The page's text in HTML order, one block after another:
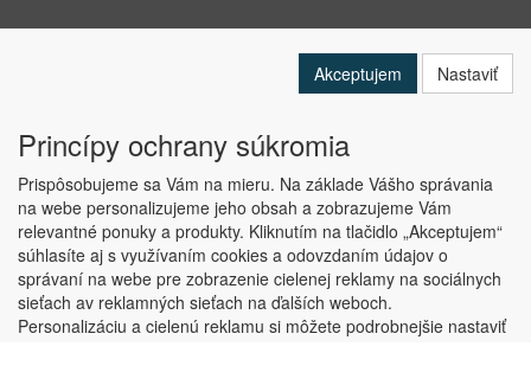
Copyright © ABRA Software a.s. 2019
Akceptujem Nastaviť
Princípy ochrany súkromia
Prispôsobujeme sa Vám na mieru. Na základe Vášho správania
na webe personalizujeme jeho obsah a zobrazujeme Vám
relevantné ponuky a produkty. Kliknutím na tlačidlo „Akceptujem“
súhlasíte aj s využívaním cookies a odovzdaním údajov o
správaní na webe pre zobrazenie cielenej reklamy na sociálnych
sieťach av reklamných sieťach na ďalších weboch.
Personalizáciu a cielenú reklamu si môžete podrobnejšie nastaviť